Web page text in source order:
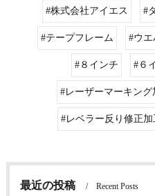
#株式会社アイエス #
#テープフレーム #ウ
#８インチ #６
#レーザーマーキング
#レベラー反り修正加
最近の投稿 Recent Posts